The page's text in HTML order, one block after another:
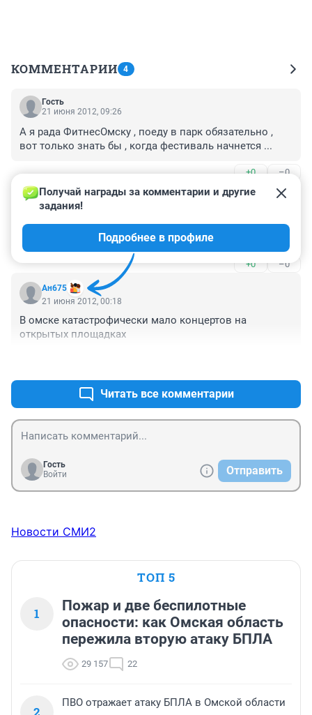
КОММЕНТАРИИ 4
Гость
21 июня 2012, 09:26
А я рада ФитнесОмску , поеду в парк обязательно ,
вот только знать бы , когда фестиваль начнется ...
+0 –0
Гость
21 июня 2012, 01:44
Совсем нищий город....... Хоть бы концертик что-ли
+0 –0
Ан675
Получай награды за комментарии и другие
задания!
Подробнее в профиле
21 июня 2012, 00:18
В омске катастрофически мало концертов на
открытых площадках
Читать все комментарии
Гость
Войти
Отправить
Новости СМИ2
ТОП 5
1
Пожар и две беспилотные
опасности: как Омская область
пережила вторую атаку БПЛА
29 157 22
2
ПВО отражает атаку БПЛА в Омской области